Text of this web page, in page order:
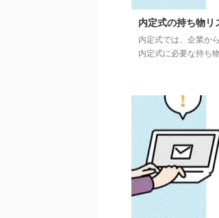
内定式の持ち物リ
内定式では、企業か
内定式に必要な持ち